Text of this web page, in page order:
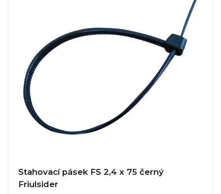
Stahovací pásek FS 2,4 x 75 černý
Friulsider